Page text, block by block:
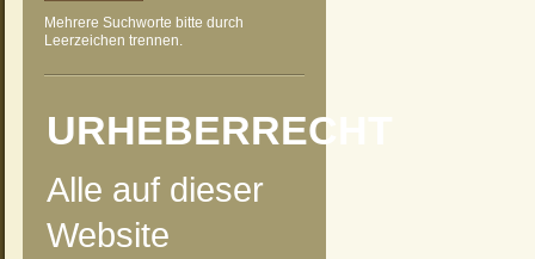
Mehrere Suchworte bitte durch
Leerzeichen trennen.
URHEBERRECHT
Alle auf dieser
Website